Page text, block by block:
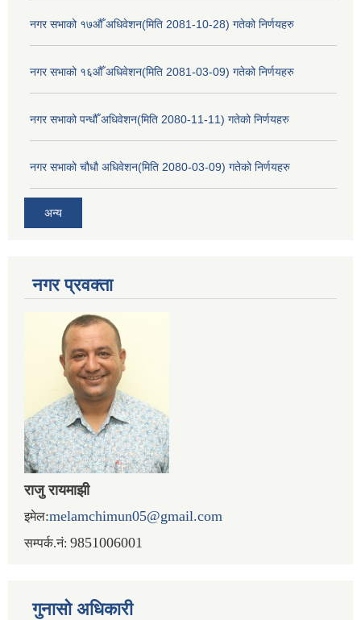
नगर सभाको १७औँ अधिवेशन(मिति 2081-10-28) गतेको निर्णयहरु
नगर सभाको १६औँ अधिवेशन(मिति 2081-03-09) गतेको निर्णयहरु
नगर सभाको पन्धौँ अधिवेशन(मिति 2080-11-11) गतेको निर्णयहरु
नगर सभाको चौधौ अधिवेशन(मिति 2080-03-09) गतेको निर्णयहरु
अन्य
नगर प्रव‌क्ता
राजु रायमाझी
इमेल:melamchimun05@gmail.com
सम्पर्क.नं: 9851006001
गुनासो अधिकारी